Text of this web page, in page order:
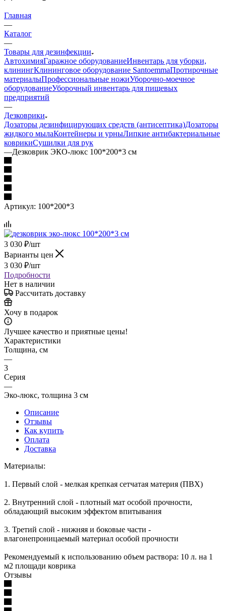
Главная
—
Каталог
—
Товары для дезинфекции
АвтохимияГаражное оборудованиеИнвентарь для уборки,
клинингКлининговое оборудование SantoemmaПротирочные
материалыПрофессиональные ножиУборочно-моечное
оборудованиеУборочный инвентарь для пищевых
предприятий
—
Дезковрики
Дозаторы дезинфицирующих средств (антисептика)Дозаторы
жидкого мылаКонтейнеры и урныЛипкие антибактериальные
коврикиСушилки для рук
—Дезковрик ЭКО-люкс 100*200*3 см
Артикул: 100*200*3
3 030 ₽/шт
Варианты цен
3 030 ₽/шт
Подробности
Нет в наличии
Рассчитать доставку
Хочу в подарок
Лучшее качество и приятные цены!
Характеристики
Толщина, см
—
3
Серия
—
Эко-люкс, толщина 3 см
Описание
Отзывы
Как купить
Оплата
Доставка
Материалы:
1. Первый слой - мелкая крепкая сетчатая материя (ПВХ)
2. Внутренний слой - плотный мат особой прочности,
обладающий высоким эффектом впитывания
3. Третий слой - нижняя и боковые части -
влагонепроницаемый материал особой прочности
Рекомендуемый к использованию объем раствора: 10 л. на 1
м2 площади коврика
Отзывы